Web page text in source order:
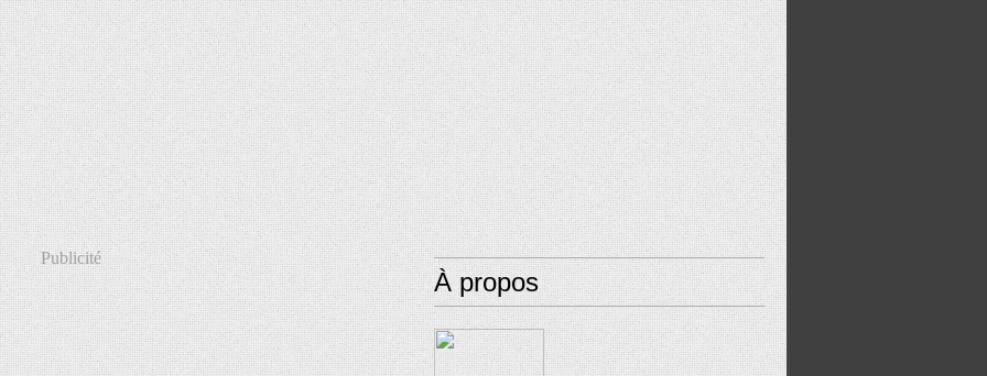
Publicité
À propos